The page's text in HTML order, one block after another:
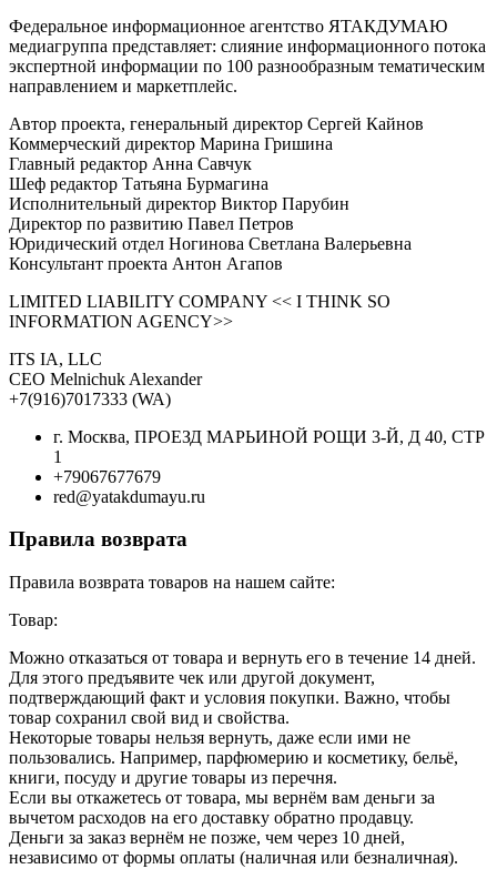
Федеральное информационное агентство ЯТАКДУМАЮ
медиагруппа представляет: слияние информационного потока
экспертной информации по 100 разнообразным тематическим
направлением и маркетплейс.
Автор проекта, генеральный директор Сергей Кайнов
Коммерческий директор Марина Гришина
Главный редактор Анна Савчук
Шеф редактор Татьяна Бурмагина
Исполнительный директор Виктор Парубин
Директор по развитию Павел Петров
Юридический отдел Ногинова Светлана Валерьевна
Консультант проекта Антон Агапов
LIMITED LIABILITY COMPANY << I THINK SO
INFORMATION AGENCY>>
ITS IA, LLC
CEO Melnichuk Alexander
+7(916)7017333 (WA)
г. Москва, ПРОЕЗД МАРЬИНОЙ РОЩИ 3-Й, Д 40, СТР
1
+79067677679
red@yatakdumayu.ru
Правила возврата
Правила возврата товаров на нашем сайте:
Товар:
Можно отказаться от товара и вернуть его в течение 14 дней.
Для этого предъявите чек или другой документ,
подтверждающий факт и условия покупки. Важно, чтобы
товар сохранил свой вид и свойства.
Некоторые товары нельзя вернуть, даже если ими не
пользовались. Например, парфюмерию и косметику, бельё,
книги, посуду и другие товары из перечня.
Если вы откажетесь от товара, мы вернём вам деньги за
вычетом расходов на его доставку обратно продавцу.
Деньги за заказ вернём не позже, чем через 10 дней,
независимо от формы оплаты (наличная или безналичная).